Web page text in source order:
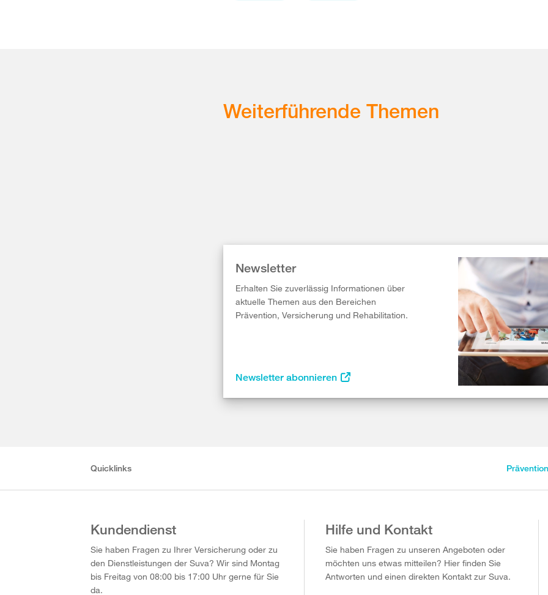
Weiterführende Themen
Newsletter
Erhalten Sie zuverlässig Informationen über
aktuelle Themen aus den Bereichen
Prävention, Versicherung und Rehabilitation.
Newsletter abonnieren
Quicklinks Prävention
Kundendienst
Sie haben Fragen zu Ihrer Versicherung oder zu
den Dienstleistungen der Suva? Wir sind Montag
bis Freitag von 08:00 bis 17:00 Uhr gerne für Sie
da.
Hilfe und Kontakt
Sie haben Fragen zu unseren Angeboten oder
möchten uns etwas mitteilen? Hier finden Sie
Antworten und einen direkten Kontakt zur Suva.